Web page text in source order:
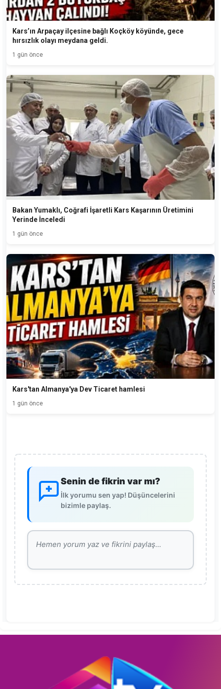
Kars’ın Arpaçay ilçesine bağlı Koçköy köyünde, gece
hırsızlık olayı meydana geldi.
1 gün önce
Bakan Yumaklı, Coğrafi İşaretli Kars Kaşarının Üretimini
Yerinde İnceledi
1 gün önce
Kars'tan Almanya'ya Dev Ticaret hamlesi
1 gün önce
Senin de fikrin var mı?
İlk yorumu sen yap! Düşüncelerini
bizimle paylaş.